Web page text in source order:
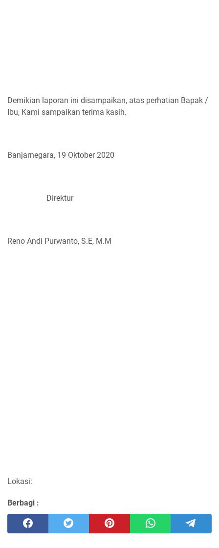
Demikian laporan ini disampaikan, atas perhatian Bapak /
Ibu, Kami sampaikan terima kasih.
Banjarnegara, 19 Oktober 2020
Direktur
Reno Andi Purwanto, S.E, M.M
Lokasi:
Berbagi :